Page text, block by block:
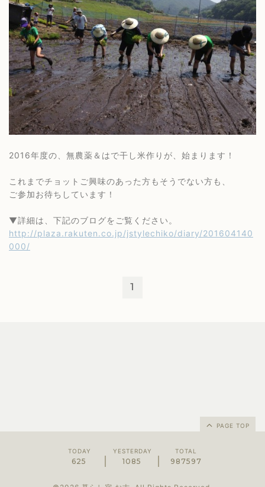
2016年度の、無農薬＆はで干し米作りが、始まります！
これまでチョットご興味のあった方もそうでない方も、
ご参加お待ちしています！
▼詳細は、下記のブログをご覧ください。
http://plaza.rakuten.co.jp/jstylechiko/diary/201604140
000/
1
PAGE TOP
TODAY
625
YESTERDAY
1085
TOTAL
987597